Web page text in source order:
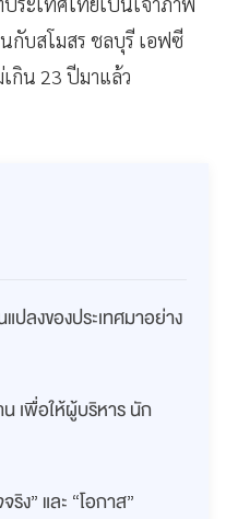
กับสโมสร ชลบุรี เอฟซี
กิน 23 ปีมาแล้ว
ปลงของประเทศมาอย่าง
เพื่อให้ผู้บริหาร นัก
ง” และ “โอกาส”